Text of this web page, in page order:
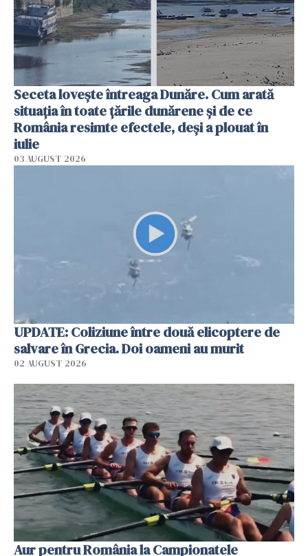
Seceta lovește întreaga Dunăre. Cum arată
situația în toate țările dunărene și de ce
România resimte efectele, deși a plouat în
iulie
03 AUGUST 2026
UPDATE: Coliziune între două elicoptere de
salvare în Grecia. Doi oameni au murit
02 AUGUST 2026
Aur pentru România la Campionatele